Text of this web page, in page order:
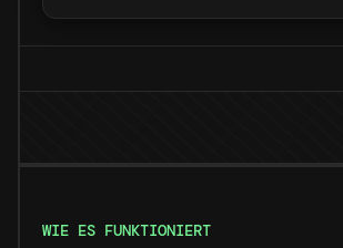
WIE ES FUNKTIONIERT